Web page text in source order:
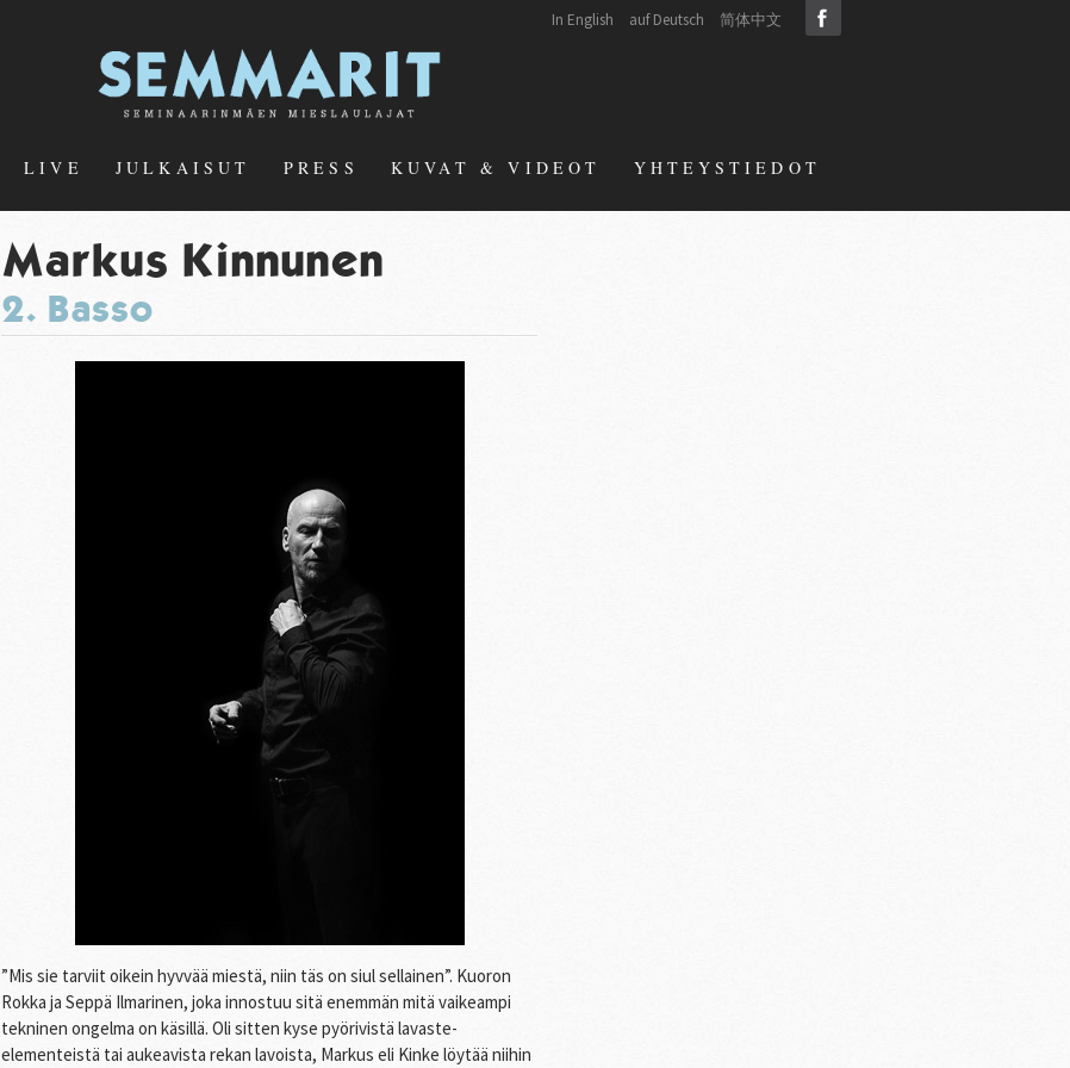
In English auf Deutsch 简体中文
LIVE JULKAISUT PRESS KUVAT & VIDEOT YHTEYSTIEDOT
Markus Kinnunen
2. Basso
”Mis sie tarviit oikein hyvvää miestä, niin täs on siul sellainen”. Kuoron
Rokka ja Seppä Ilmarinen, joka innostuu sitä enemmän mitä vaikeampi
tekninen ongelma on käsillä. Oli sitten kyse pyörivistä lavaste-
elementeistä tai aukeavista rekan lavoista, Markus eli Kinke löytää niihin